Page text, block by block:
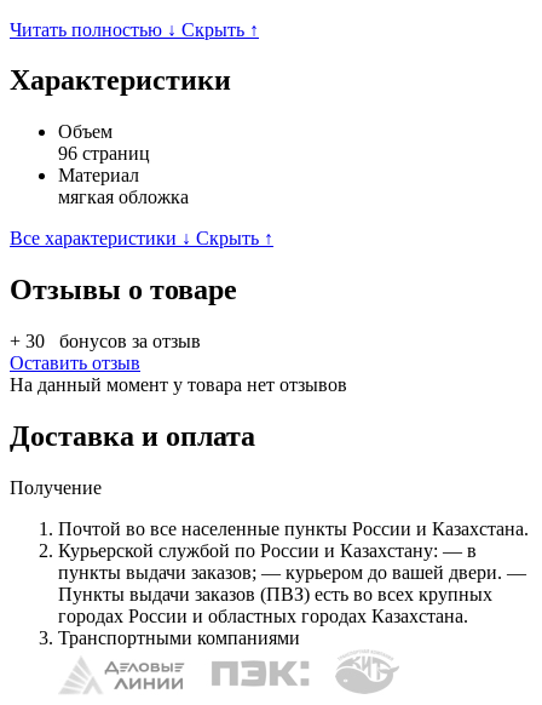
Читать полностью ↓ Скрыть ↑
Характеристики
Объем
96 страниц
Материал
мягкая обложка
Все характеристики ↓ Скрыть ↑
Отзывы о товаре
+ 30
бонусов за отзыв
Оставить отзыв
На данный момент у товара нет отзывов
Доставка и оплата
Получение
Почтой во все населенные пункты России и Казахстана.
Курьерской службой по России и Казахстану: — в
пункты выдачи заказов; — курьером до вашей двери. —
Пункты выдачи заказов (ПВЗ) есть во всех крупных
городах России и областных городах Казахстана.
Транспортными компаниями